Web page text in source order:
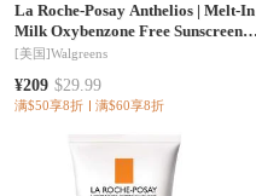
La Roche-Posay Anthelios| Melt-In
Milk Oxybenzone Free Sunscreen
for Body & Face, SPF 60
[美国]Walgreens
¥209 $29.99
满$50享8折 满$60享8折